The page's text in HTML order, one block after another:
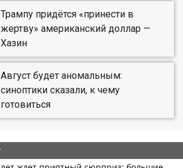
Трампу придётся «принести в
жертву» американский доллар —
Хазин
Август будет аномальным:
синоптики сказали, к чему
готовиться